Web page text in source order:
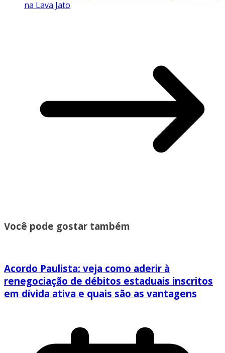
na Lava Jato
Você pode gostar também
Acordo Paulista: veja como aderir à
renegociação de débitos estaduais inscritos
em dívida ativa e quais são as vantagens